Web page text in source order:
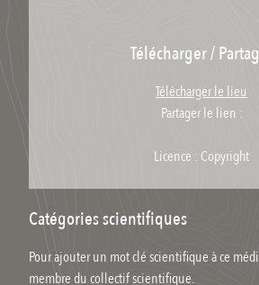
Télécharger /
Télécharger le lieu
Partager le lien :
Licence : Copyright
Catégories scientifiques
Pour ajouter un mot clé scientifique à ce
membre du collectif scientifique.